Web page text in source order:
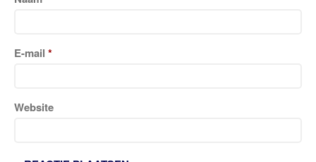
E-mail *
Website